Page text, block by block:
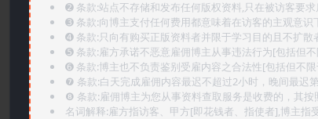
➋️ 条款:站点不存储和发布任何版权资料,只在被访客要
➌️ 条款:向博主支付任何费用都意味着在访客的主观意
➍️ 条款:只向有购买正版资料者并限于学习目的且不扩散
➎ 条款:雇方承诺不恶意雇佣博主从事违法行为[包括但
➏️ 条款:博主也不负责鉴别受雇内容之合法性[包括但不
❼ 条款:白天完成雇佣内容最迟不超过2小时，晚间最迟
❽ 条款:雇佣博主为您从事资料查取服务是收费的，其
名词解释:雇方指访客、甲方[即花钱者、指使者],博主指